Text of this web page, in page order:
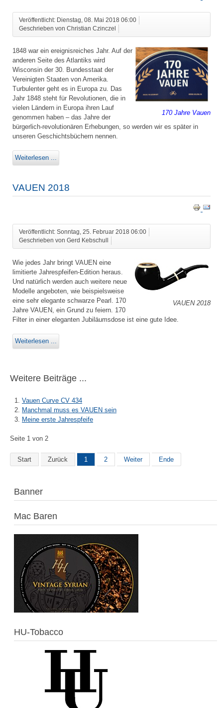
Veröffentlicht: Dienstag, 08. Mai 2018 06:00
Geschrieben von Christian Czinczel
170 Jahre Vauen
1848 war ein ereignisreiches Jahr. Auf der
anderen Seite des Atlantiks wird
Wisconsin der 30. Bundesstaat der
Vereinigten Staaten von Amerika.
Turbulenter geht es in Europa zu. Das
Jahr 1848 steht für Revolutionen, die in
vielen Ländern in Europa ihren Lauf
genommen haben – das Jahre der
bürgerlich-revolutionären Erhebungen, so werden wir es später in
unseren Geschichtsbüchern nennen.
Weiterlesen ...
VAUEN 2018
Veröffentlicht: Sonntag, 25. Februar 2018 06:00
Geschrieben von Gerd Kebschull
VAUEN 2018
Wie jedes Jahr bringt VAUEN eine
limitierte Jahrespfeifen-Edition heraus.
Und natürlich werden auch weitere neue
Modelle angeboten, wie beispielsweise
eine sehr elegante schwarze Pearl. 170
Jahre VAUEN, ein Grund zu feiern. 170
Filter in einer eleganten Jubiläumsdose ist eine gute Idee.
Weiterlesen ...
Weitere Beiträge ...
Vauen Curve CV 434
Manchmal muss es VAUEN sein
Meine erste Jahrespfeife
Seite 1 von 2
Start Zurück 1 2 Weiter Ende
Banner
Mac Baren
HU-Tobacco